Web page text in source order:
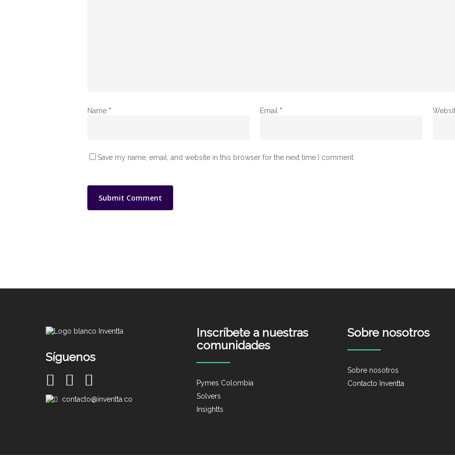
Name * Email *
Save my name, email, and website in this browser for the next time I comment.
Síguenos
contacto@inventta.co
Inscríbete a nuestras
comunidades
Pymes Colombia
Solvers
Insightts
Sobre nosotros
Sobre nosotros
Contacto Inventta